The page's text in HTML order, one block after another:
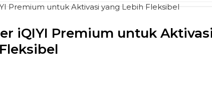
iQIYI Premium untuk